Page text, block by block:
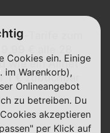
Tarife zum
wie ein Allnet-
€ zubuchbar
Cookies ein. Einige
im Warenkorb),
Onlineangebot
zu betreiben. Du
akzeptieren
per Klick auf